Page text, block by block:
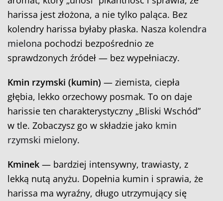
harissa jest złożona, a nie tylko paląca. Bez
kolendry harissa byłaby płaska. Nasza kolendra
mielona pochodzi bezpośrednio ze
sprawdzonych źródeł — bez wypełniaczy.
Kmin rzymski (kumin) — ziemista, ciepła
głębia, lekko orzechowy posmak. To on daje
harissie ten charakterystyczny „Bliski Wschód”
w tle. Zobaczysz go w składzie jako kmin
rzymski mielony.
Kminek — bardziej intensywny, trawiasty, z
lekką nutą anyżu. Dopełnia kumin i sprawia, że
harissa ma wyraźny, długo utrzymujący się